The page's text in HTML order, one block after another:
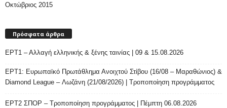
Οκτώβριος 2015
Πρόσφατα άρθρα
ΕΡΤ1 – Αλλαγή ελληνικής & ξένης ταινίας | 09 & 15.08.2026
ΕΡΤ1: Ευρωπαϊκό Πρωτάθλημα Ανοιχτού Στίβου (16/08 – Μαραθώνιος) &
Diamond League – Λωζάνη (21/08/2026) | Τροποποίηση προγράμματος
ΕΡΤ2 ΣΠΟΡ – Τροποποίηση προγράμματος | Πέμπτη 06.08.2026